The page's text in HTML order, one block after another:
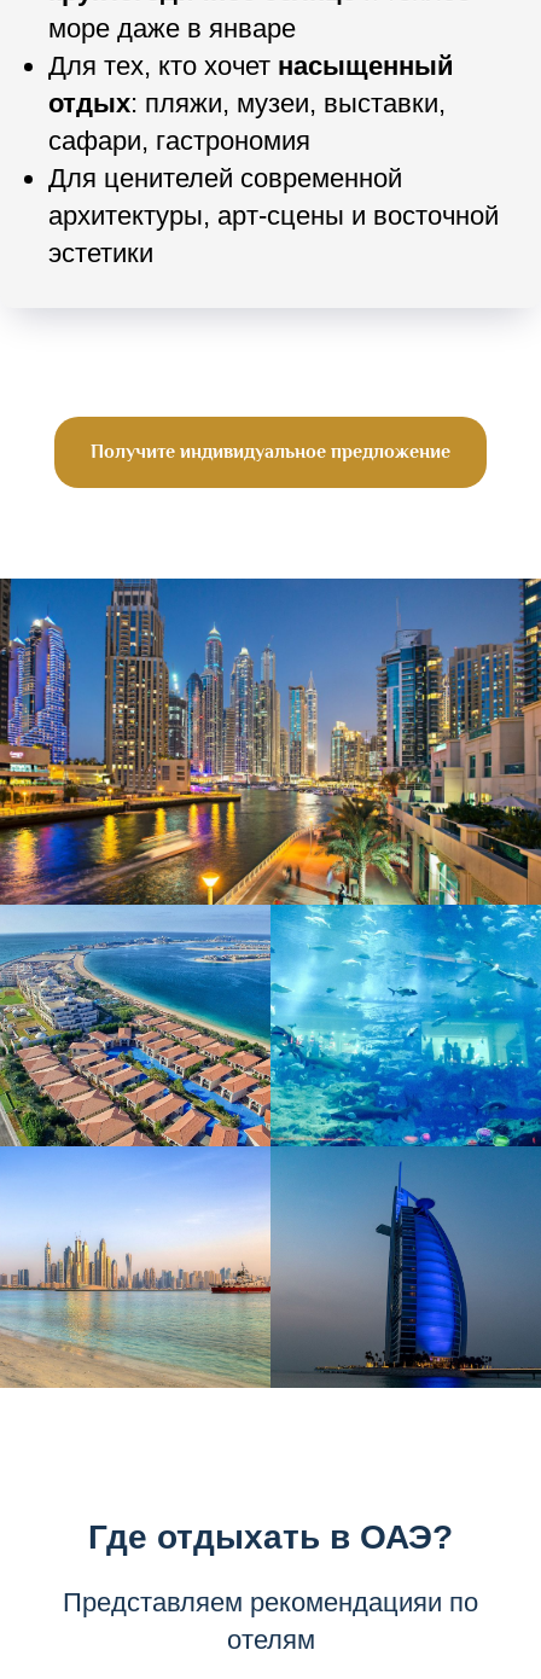
море даже в январе
Для тех, кто хочет насыщенный
отдых: пляжи, музеи, выставки,
сафари, гастрономия
Для ценителей современной
архитектуры, арт-сцены и восточной
эстетики
Получите индивидуальное предложение
Где отдыхать в ОАЭ?
Представляем рекомендацияи по
отелям